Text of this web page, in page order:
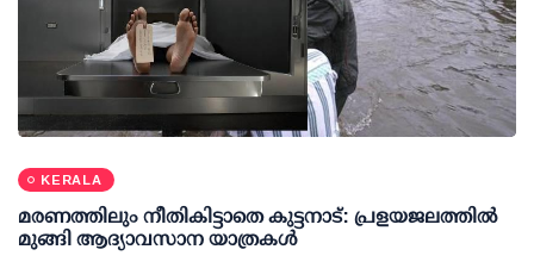
KERALA
മരണത്തിലും നീതികിട്ടാതെ കുട്ടനാട്: പ്രളയജലത്തില്‍
മുങ്ങി ആദ്യാവസാന യാത്രകള്‍